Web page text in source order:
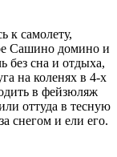
к самолету,
Сашино домино и
без сна и отдыха,
на коленях в 4-х
в фейзюляж
оттуда в тесную
снегом и ели его.